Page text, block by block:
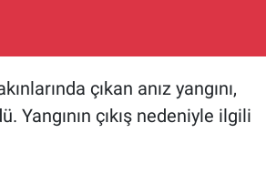
çıkan anız yangını,
çıkış nedeniyle ilgili